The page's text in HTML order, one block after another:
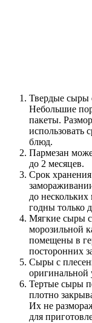
Твердые сыры
Небольшие
пакеты.
использовать
блюд.
Пармезан
до 2 месяцев.
Срок
до
годны только
Мягкие сыры
морозильной
помещены в
посторонних
Сыры с
оригинальной
Тертые сыры
плотно
Их не
для